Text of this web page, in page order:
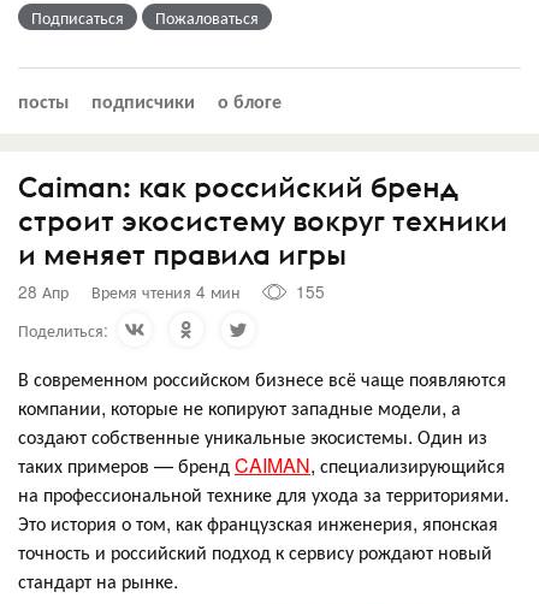
Подписаться Пожаловаться
посты подписчики о блоге
Caiman: как российский бренд
строит экосистему вокруг техники
и меняет правила игры
28 Апр Время чтения 4 мин
155
Поделиться:
В современном российском бизнесе всё чаще появляются
компании, которые не копируют западные модели, а
создают собственные уникальные экосистемы. Один из
таких примеров — бренд CAIMAN, специализирующийся
на профессиональной технике для ухода за территориями.
Это история о том, как французская инженерия, японская
точность и российский подход к сервису рождают новый
стандарт на рынке.